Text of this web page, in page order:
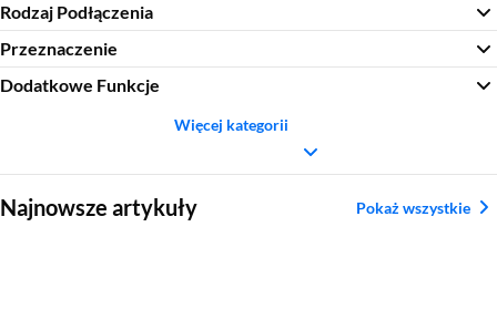
Rodzaj Podłączenia
Przeznaczenie
Dodatkowe Funkcje
Więcej kategorii
Najnowsze artykuły Pokaż wszystkie